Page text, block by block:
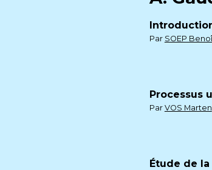
Par SOEP
Processus
Par VOS Marten
Étude de